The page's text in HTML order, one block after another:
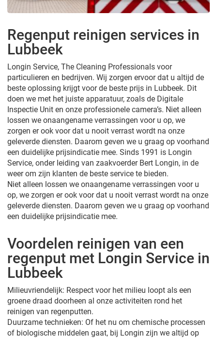
Regenput reinigen services in
Lubbeek
Longin Service, The Cleaning Professionals voor
particulieren en bedrijven. Wij zorgen ervoor dat u altijd de
beste oplossing krijgt voor de beste prijs in Lubbeek. Dit
doen we met het juiste apparatuur, zoals de Digitale
Inspectie Unit en onze professionele camera’s. Niet alleen
lossen we onaangename verrassingen voor u op, we
zorgen er ook voor dat u nooit verrast wordt na onze
geleverde diensten. Daarom geven we u graag op voorhand
een duidelijke prijsindicatie mee. Sinds 1991 is Longin
Service, onder leiding van zaakvoerder Bert Longin, in de
weer om zijn klanten de beste service te bieden.
Niet alleen lossen we onaangename verrassingen voor u
op, we zorgen er ook voor dat u nooit verrast wordt na onze
geleverde diensten. Daarom geven we u graag op voorhand
een duidelijke prijsindicatie mee.
Voordelen reinigen van een
regenput met Longin Service in
Lubbeek
Milieuvriendelijk: Respect voor het milieu loopt als een
groene draad doorheen al onze activiteiten rond het
reinigen van regenputten.
Duurzame technieken: Of het nu om chemische processen
of biologische middelen gaat, bij Longin zijn we altijd op